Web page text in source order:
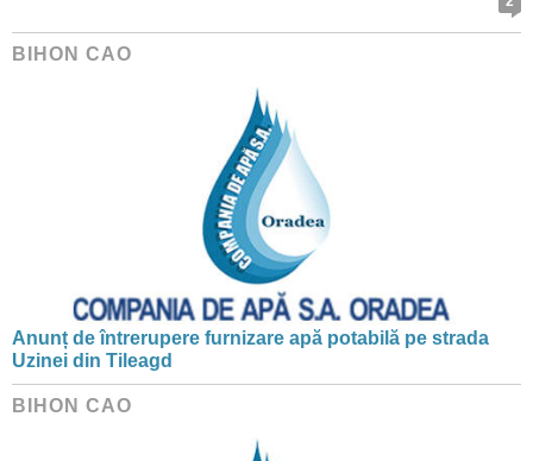
BIHON CAO
Anunț de întrerupere furnizare apă potabilă pe strada
Uzinei din Tileagd
BIHON CAO